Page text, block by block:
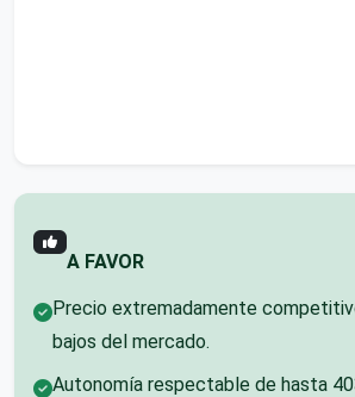
A FAVOR
Precio extremadamente
bajos del mercado.
Autonomía respectable de hasta